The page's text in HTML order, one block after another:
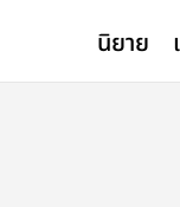
นิยาย